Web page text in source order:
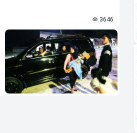
3646